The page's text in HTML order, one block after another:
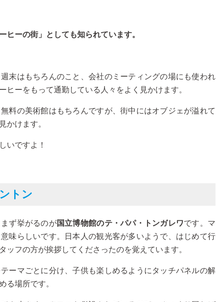
ヒーの街」としても知られています。
末はもちろんのこと、会社のミーティングの場にも使われ
ヒーをもって通勤している人々をよく見かけます。
料の美術館はもちろんですが、街中にはオブジェが溢れて
かけます。
いですよ！
トン
ず挙がるのが国立博物館のテ・パパ・トンガレワです。マ
味らしいです。日本人の観光客が多いようで、はじめて行
ッフの方が挨拶してくださったのを覚えています。
ーマごとに分け、子供も楽しめるようにタッチパネルの解
る場所です。